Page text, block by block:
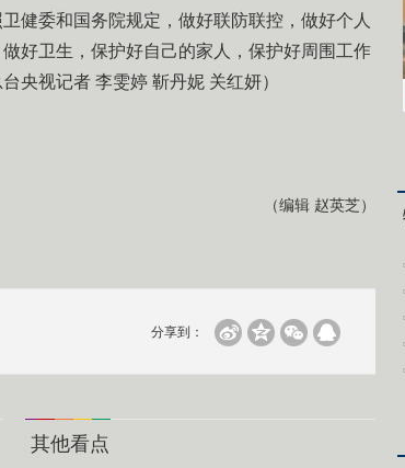
健委和国务院规定，做好联防联控，做好个人
好卫生，保护好自己的家人，保护好周围工作
央视记者 李雯婷 靳丹妮 关红妍）
（编辑 赵英芝）
分享到：
其他看点